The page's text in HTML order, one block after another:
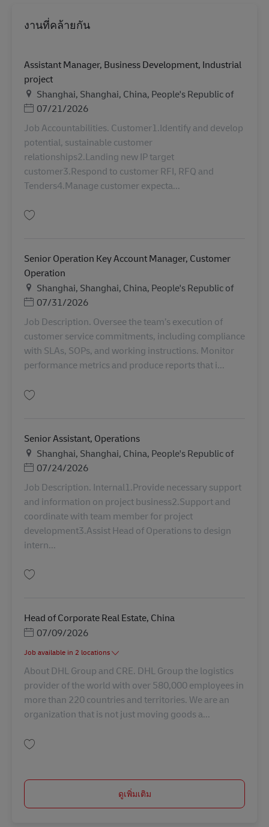
งานที่คล้ายกัน
Assistant Manager, Business Development, Industrial
project
สถานที่
Shanghai, Shanghai, China, People's Republic of
Posted Date
07/21/2026
Job Accountabilities. Customer1.Identify and develop
potential, sustainable customer
relationships2.Landing new IP target
customer3.Respond to customer RFI, RFQ and
Tenders4.Manage customer expecta...
Senior Operation Key Account Manager, Customer
Operation
สถานที่
Shanghai, Shanghai, China, People's Republic of
Posted Date
07/31/2026
Job Description. Oversee the team’s execution of
customer service commitments, including compliance
with SLAs, SOPs, and working instructions. Monitor
performance metrics and produce reports that i...
Senior Assistant, Operations
สถานที่
Shanghai, Shanghai, China, People's Republic of
Posted Date
07/24/2026
Job Description. Internal1.Provide necessary support
and information on project business2.Support and
coordinate with team member for project
development3.Assist Head of Operations to design
intern...
Head of Corporate Real Estate, China
Posted Date
07/09/2026
Job available in 2 locations
About DHL Group and CRE. DHL Group the logistics
provider of the world with over 580,000 employees in
more than 220 countries and territories. We are an
organization that is not just moving goods a...
ดูเพิ่มเติม